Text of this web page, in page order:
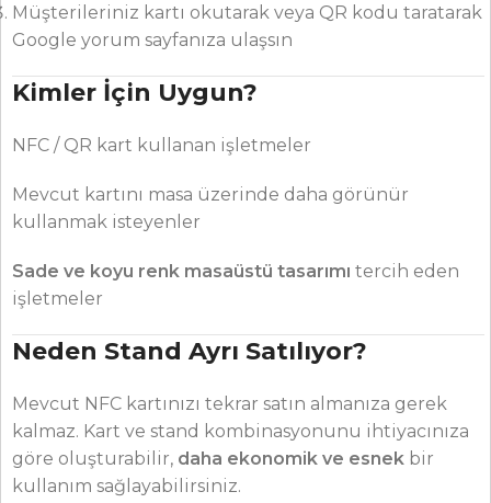
Müşterileriniz kartı okutarak veya QR kodu taratarak
Google yorum sayfanıza ulaşsın
Kimler İçin Uygun?
NFC / QR kart kullanan işletmeler
Mevcut kartını masa üzerinde daha görünür
kullanmak isteyenler
Sade ve koyu renk masaüstü tasarımı tercih eden
işletmeler
Neden Stand Ayrı Satılıyor?
Mevcut NFC kartınızı tekrar satın almanıza gerek
kalmaz. Kart ve stand kombinasyonunu ihtiyacınıza
göre oluşturabilir, daha ekonomik ve esnek bir
kullanım sağlayabilirsiniz.